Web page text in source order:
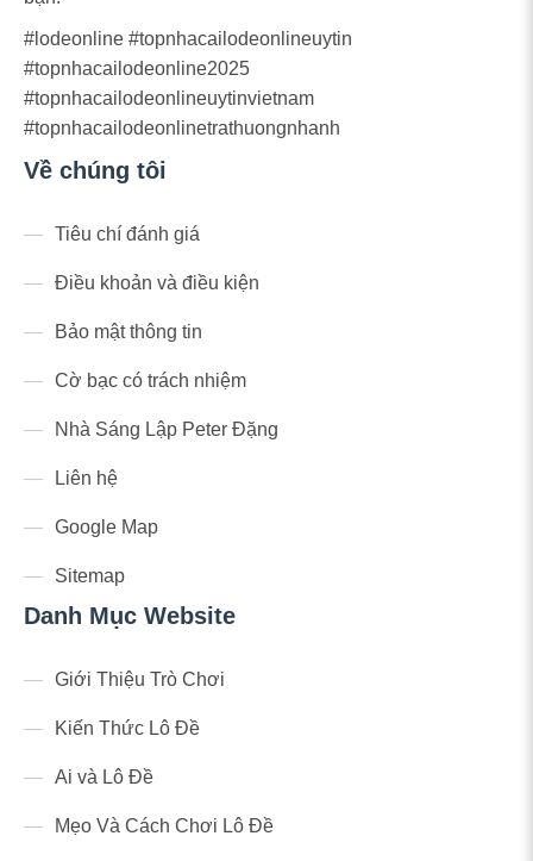
#lodeonline #topnhacailodeonlineuytin
#topnhacailodeonline2025
#topnhacailodeonlineuytinvietnam
#topnhacailodeonlinetrathuongnhanh
Về chúng tôi
Tiêu chí đánh giá
Điều khoản và điều kiện
Bảo mật thông tin
Cờ bạc có trách nhiệm
Nhà Sáng Lập Peter Đặng
Liên hệ
Google Map
Sitemap
Danh Mục Website
Giới Thiệu Trò Chơi
Kiến Thức Lô Đề
Ai và Lô Đề
Mẹo Và Cách Chơi Lô Đề